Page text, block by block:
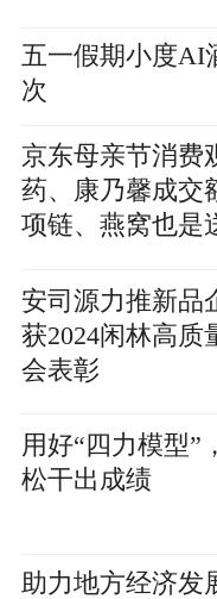
五一假期小度AI
次
京东母亲节消费
药、康乃馨成交
项链、燕窝也是
安司源力推新品
获2024闲林高质
会表彰
用好“四力模型”
松干出成绩
助力地方经济发